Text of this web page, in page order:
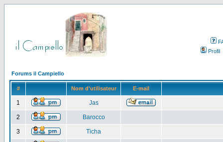
Profil
Forums il Campiello
# Nom d'utilisateur E-mail
1 Jas
2 Barocco
3 Ticha